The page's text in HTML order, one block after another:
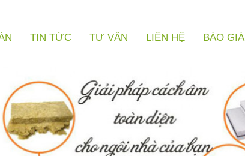
TIN TỨC TƯ VẤN LIÊN HỆ BÁO GIÁ